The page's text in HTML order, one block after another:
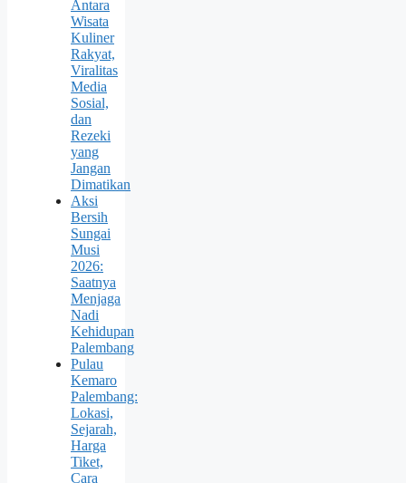
Antara
Wisata
Kuliner
Rakyat,
Viralitas
Media
Sosial,
dan
Rezeki
yang
Jangan
Dimatikan
Aksi
Bersih
Sungai
Musi
2026:
Saatnya
Menjaga
Nadi
Kehidupan
Palembang
Pulau
Kemaro
Palembang:
Lokasi,
Sejarah,
Harga
Tiket,
Cara